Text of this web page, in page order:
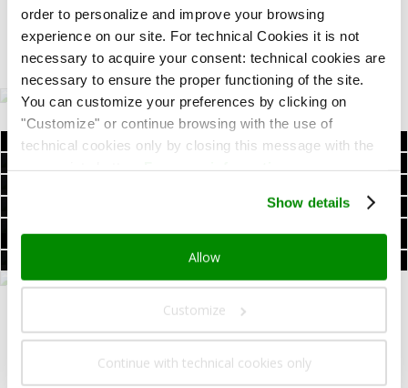
order to personalize and improve your browsing
experience on our site. For technical Cookies it is not
necessary to acquire your consent: technical cookies are
necessary to ensure the proper functioning of the site.
You can customize your preferences by clicking on
"Customize" or continue browsing with the use of
technical cookies only by closing this message with the
Show details
Allow
Customize
Continue with technical cookies only
hage, møtesaler , 2 km fra domkirken og likevel
bare 5 minutter fra ringveien…
KOMFORT
TIL BESTE PRIS
OPPDAG VÅRE ROM
I HJERTET AV
MILANO
SE HVOR VI ER
FROKOST
OG MYE MER
I DAGSLYS
VELVÆRE
OG TID FOR DEG SELV
BESØK VELVÆRESENTERET
TJENESTER
OG FASILITETER
LES MER
Hvorfor Art Hotel?